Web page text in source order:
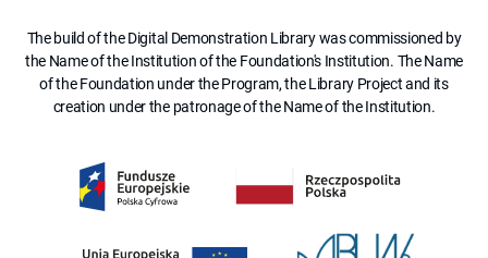
The build of the Digital Demonstration Library was commissioned by
the Name of the Institution of the Foundation's Institution. The Name
of the Foundation under the Program, the Library Project and its
creation under the patronage of the Name of the Institution.